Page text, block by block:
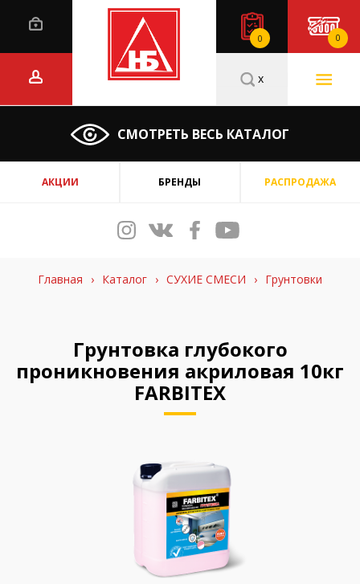
0 0
СМОТРЕТЬ ВЕСЬ КАТАЛОГ
x
АКЦИИ БРЕНДЫ РАСПРОДАЖА
Главная › Каталог › СУХИЕ СМЕСИ › Грунтовки
Грунтовка глубокого
проникновения акриловая 10кг
FARBITEX